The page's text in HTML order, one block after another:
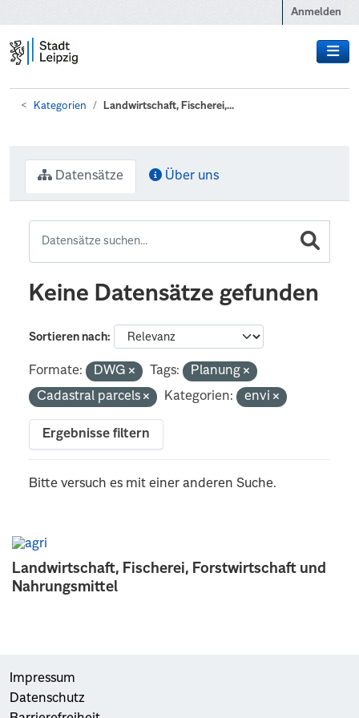
Anmelden
Kategorien Landwirtschaft, Fischerei,...
Landwirtschaft, Fischerei, Forstwirtschaft und
Nahrungsmittel
Datensätze Über uns
Keine Datensätze gefunden
Sortieren nach
Formate: DWG Tags:
Planung
Cadastral parcels
Kategorien: envi
Ergebnisse filtern
Bitte versuch es mit einer anderen Suche.
Impressum
Datenschutz